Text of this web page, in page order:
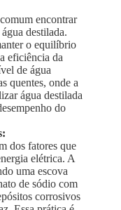
encontrar
destilada.
o equilíbrio
eficiência da
de água
quentes, onde a
água destilada
do
dos fatores que
elétrica. A
uma escova
de sódio com
corrosivos